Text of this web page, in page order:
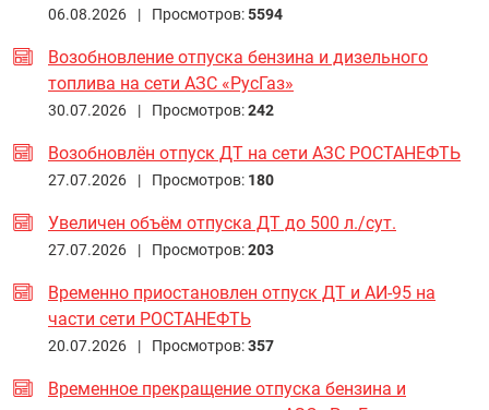
06.08.2026 | Просмотров:5594
Возобновление отпуска бензина и дизельного
топлива на сети АЗС «РусГаз»
30.07.2026 | Просмотров:242
Возобновлён отпуск ДТ на сети АЗС РОСТАНЕФТЬ
27.07.2026 | Просмотров: 180
Увеличен объём отпуска ДТ до 500 л./сут.
27.07.2026 | Просмотров:203
Временно приостановлен отпуск ДТ и АИ-95 на
части сети РОСТАНЕФТЬ
20.07.2026 | Просмотров:357
Временное прекращение отпуска бензина и